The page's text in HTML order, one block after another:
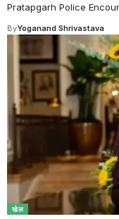
Pratapgarh Police
ByYoganand Shrivastava
खेल